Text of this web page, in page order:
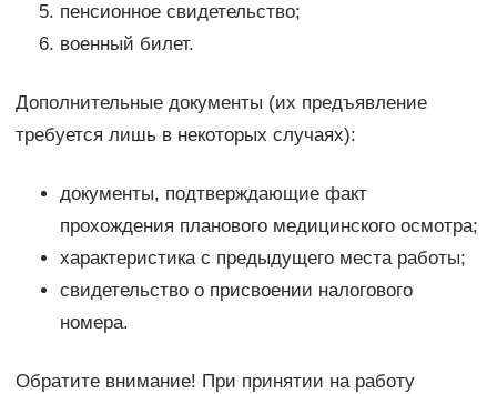
пенсионное свидетельство;
военный билет.
Дополнительные документы (их предъявление
требуется лишь в некоторых случаях):
документы, подтверждающие факт
прохождения планового медицинского осмотра;
характеристика с предыдущего места работы;
свидетельство о присвоении налогового
номера.
Обратите внимание! При принятии на работу